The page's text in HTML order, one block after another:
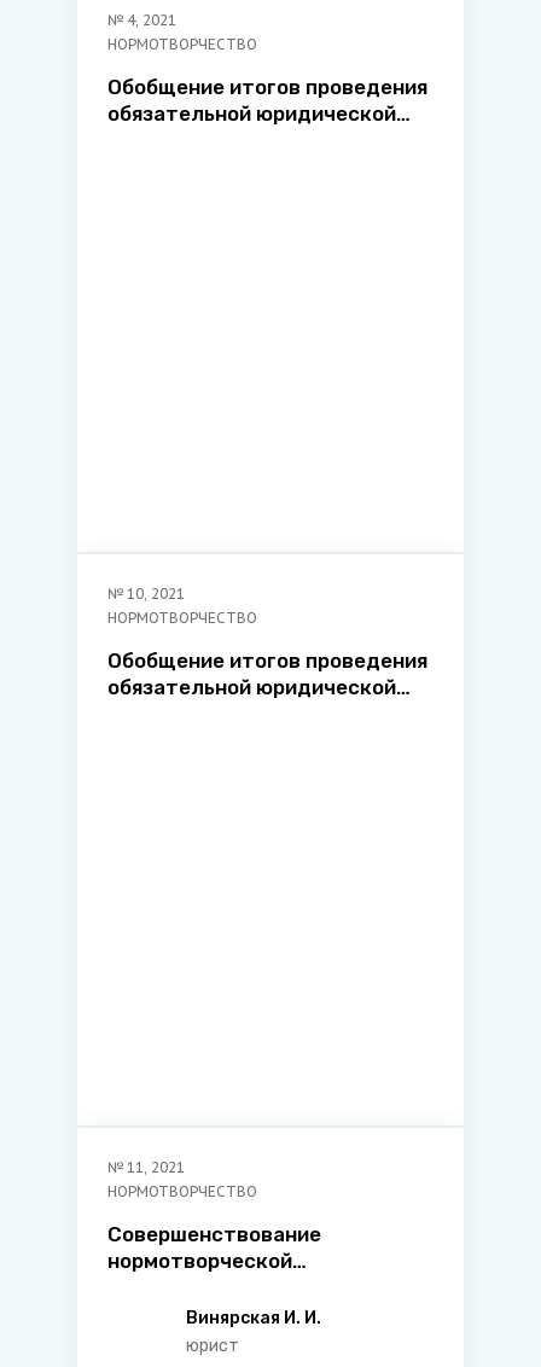
№ 4, 2021
НОРМОТВОРЧЕСТВО
Обобщение итогов проведения
обязательной юридической
№ 10, 2021
НОРМОТВОРЧЕСТВО
Обобщение итогов проведения
обязательной юридической
№ 11, 2021
НОРМОТВОРЧЕСТВО
Совершенствование
нормотворческой
информатизации к
цифровизации
Винярская И. И.
юрист